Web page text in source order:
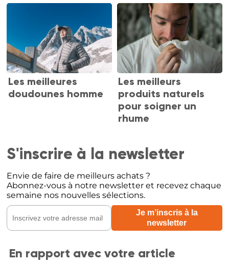
Les meilleures
doudounes homme
Les meilleurs
produits naturels
pour soigner un
rhume
S'inscrire à la newsletter
Envie de faire de meilleurs achats ?
Abonnez-vous à notre newsletter et recevez chaque
semaine nos nouvelles sélections.
En rapport avec votre article